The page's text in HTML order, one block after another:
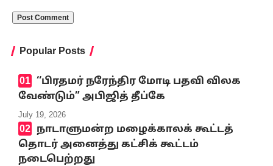
Popular Posts
‘‘பிரதமர் நரேந்திர மோடி பதவி விலக
வேண்டும்” அபிஜித் தீப்கே
July 19, 2026
நாடாளுமன்ற மழைக்காலக் கூட்டத்
தொடர் அனைத்து கட்சிக் கூட்டம்
நடைபெற்றது